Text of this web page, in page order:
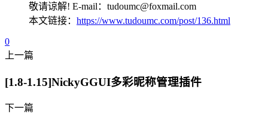
敬请谅解! E-mail：tudoumc@foxmail.com
本文链接： https://www.tudoumc.com/post/136.html
0
上一篇
[1.8-1.15]NickyGGUI多彩昵称管理插件
下一篇